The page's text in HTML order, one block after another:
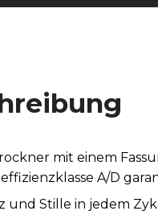
mit einem
A/D
und Stille in jedem